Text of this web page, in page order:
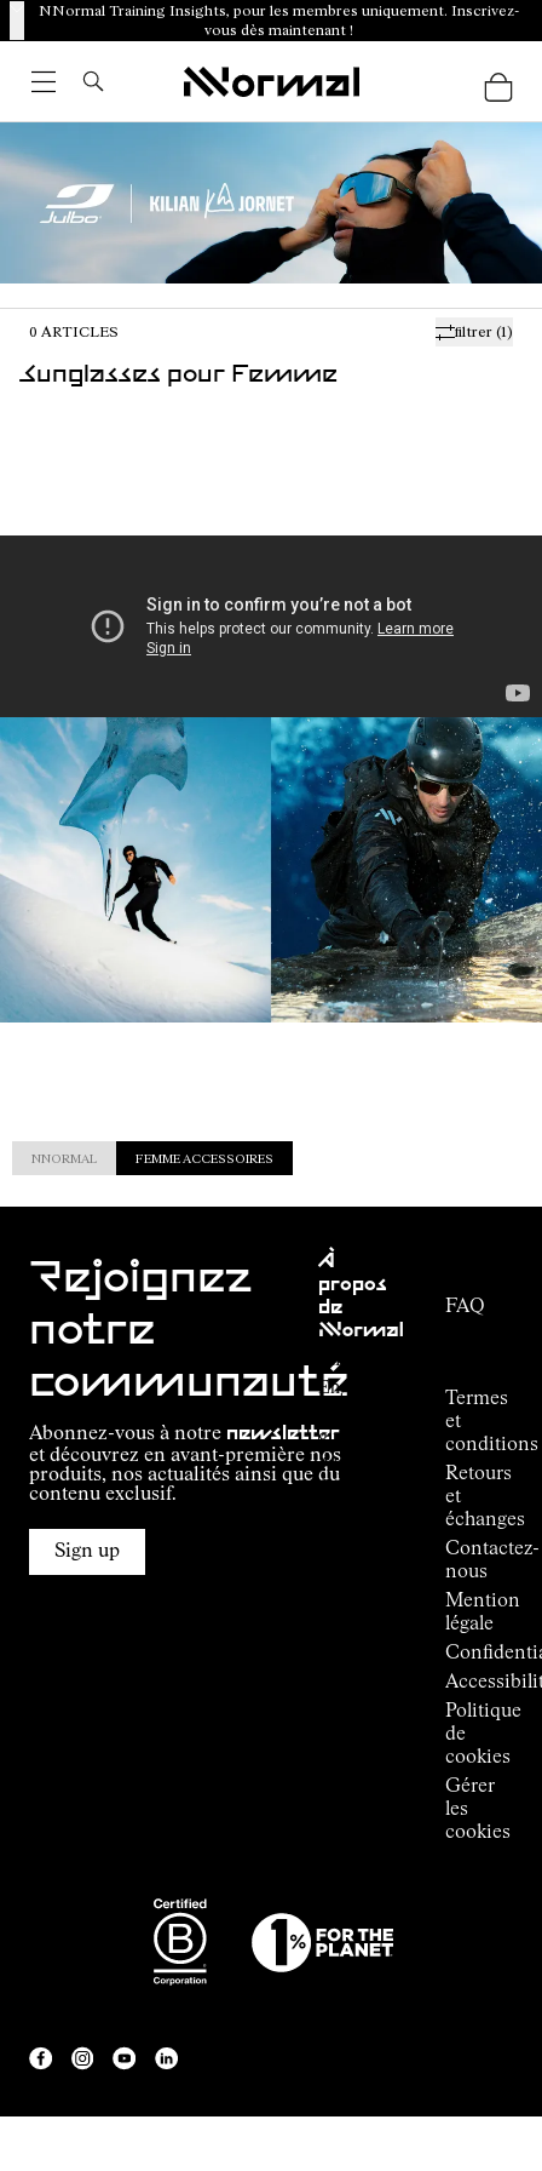
NNormal Training Insights, pour les membres uniquement. Inscrivez-
vous dès maintenant !
filtrer (1)
0 ARTICLES
Sunglasses pour Femme
NNORMAL FEMME ACCESSOIRES
Rejoignez
notre
communauté
Abonnez-vous à notre newsletter
et découvrez en avant-première nos
produits, nos actualités ainsi que du
contenu exclusif.
Sign up
À
propos
de
NNormal
Mission
Engagement
guide
Alpine
Connections
FAQ
Termes
et
conditions
Retours
et
échanges
Contactez-
nous
Mention
légale
Politique
de
cookies
Gérer
les
cookies